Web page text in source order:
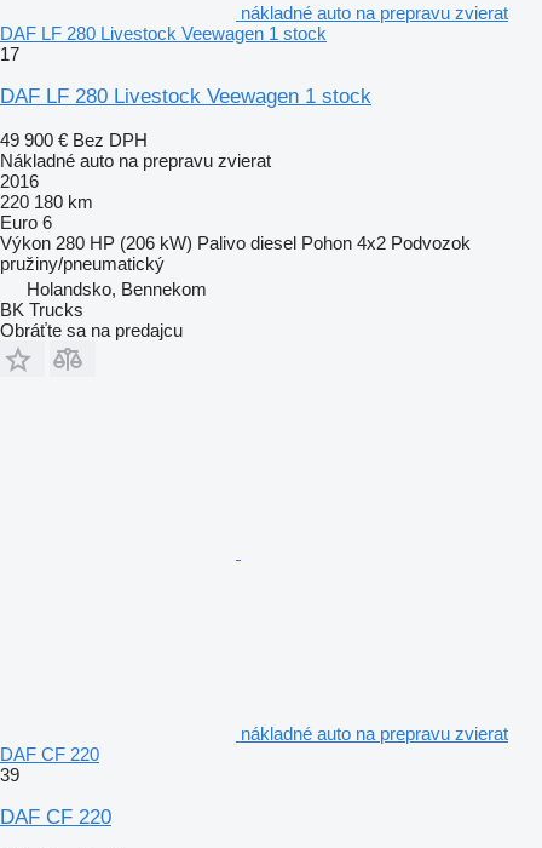
nákladné auto na prepravu zvierat
DAF LF 280 Livestock Veewagen 1 stock
17
DAF LF 280 Livestock Veewagen 1 stock
49 900 € Bez DPH
Nákladné auto na prepravu zvierat
2016
220 180 km
Euro 6
Výkon 280 HP (206 kW) Palivo diesel Pohon 4x2 Podvozok
pružiny/pneumatický
Holandsko, Bennekom
BK Trucks
Obráťte sa na predajcu
nákladné auto na prepravu zvierat
DAF CF 220
39
DAF CF 220